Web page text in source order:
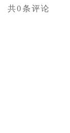
共0条评论